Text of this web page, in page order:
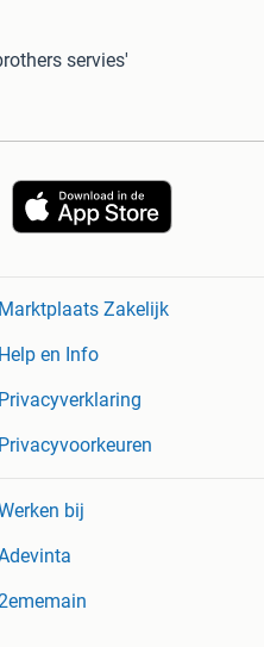
servies'
Marktplaats Zakelijk
Help en Info
Privacyverklaring
Privacyvoorkeuren
bij